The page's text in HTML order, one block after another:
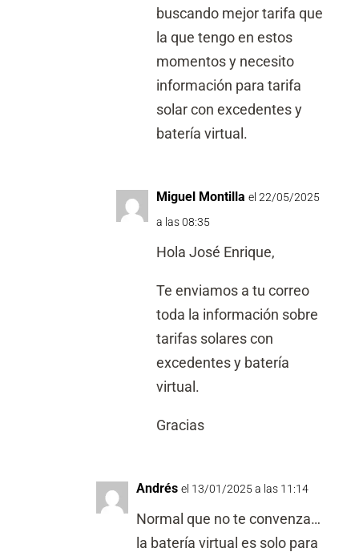
buscando mejor tarifa que
la que tengo en estos
momentos y necesito
información para tarifa
solar con excedentes y
batería virtual.
Miguel Montilla el 22/05/2025
a las 08:35
Hola José Enrique,
Te enviamos a tu correo
toda la información sobre
tarifas solares con
excedentes y batería
virtual.
Gracias
Andrés el 13/01/2025 a las 11:14
Normal que no te convenza…
la batería virtual es solo para